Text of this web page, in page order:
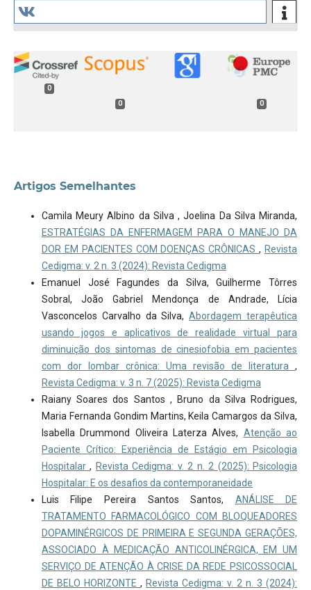
0
0
0
Artigos Semelhantes
Camila Meury Albino da Silva , Joelina Da Silva Miranda,
ESTRATÉGIAS DA ENFERMAGEM PARA O MANEJO DA
DOR EM PACIENTES COM DOENÇAS CRÔNICAS, Revista
Cedigma: v. 2 n. 3 (2024): Revista Cedigma
Emanuel José Fagundes da Silva, Guilherme Tôrres
Sobral, João Gabriel Mendonça de Andrade, Lícia
Vasconcelos Carvalho da Silva,Abordagem terapêutica
usando jogos e aplicativos de realidade virtual para
diminuição dos sintomas de cinesiofobia em pacientes
com dor lombar crônica: Uma revisão de literatura,
Revista Cedigma: v. 3 n. 7 (2025): Revista Cedigma
Raiany Soares dos Santos , Bruno da Silva Rodrigues,
Maria Fernanda Gondim Martins, Keila Camargos da Silva,
Isabella Drummond Oliveira Laterza Alves, Atenção ao
Paciente Crítico: Experiência de Estágio em Psicologia
Hospitalar, Revista Cedigma: v. 2 n. 2 (2025): Psicologia
Hospitalar: E os desafios da contemporaneidade
Luis Filipe Pereira Santos Santos, ANÁLISE DE
TRATAMENTO FARMACOLÓGICO COM BLOQUEADORES
DOPAMINÉRGICOS DE PRIMEIRA E SEGUNDA GERAÇÕES,
ASSOCIADO À MEDICAÇÃO ANTICOLINÉRGICA, EM UM
SERVIÇO DE ATENÇÃO À CRISE DA REDE PSICOSSOCIAL
DE BELO HORIZONTE , Revista Cedigma: v. 2 n. 3 (2024):